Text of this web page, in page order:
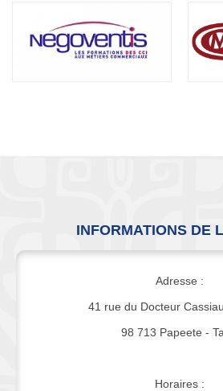
INFORMATIONS DE
Adresse :
41 rue du Docteur
98 713 Papeete -
Horaires :